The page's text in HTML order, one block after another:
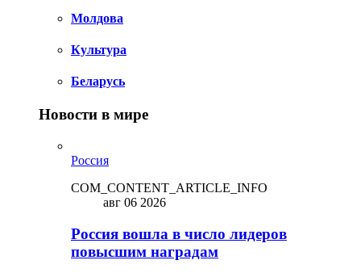
Молдова
Культура
Беларусь
Новости в мире
Россия
COM_CONTENT_ARTICLE_INFO
авг 06 2026
Россия вошла в число лидеров
повысшим наградам